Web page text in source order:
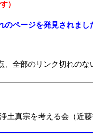
）
のページを発見されま
、全部のリンク切れのな
土真宗を考える会（近